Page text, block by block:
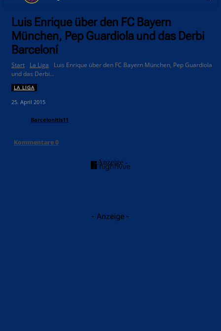
Luis Enrique über den FC Bayern
München, Pep Guardiola und das Derbi
Barceloní
Start La Liga
Luis Enrique über den FC Bayern München, Pep Guardiola
und das Derbi...
LA LIGA
25. April 2015
Barcelonitis11
Kommentare0
- Anzeige -
- Anzeige -